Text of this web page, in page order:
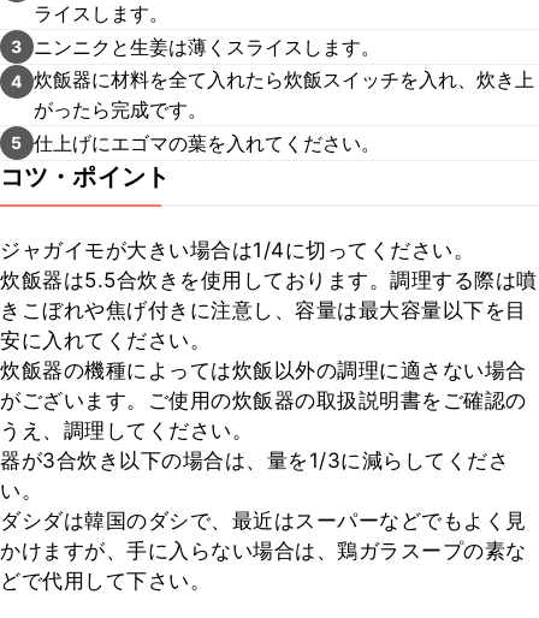
ライスします。
3 ニンニクと生姜は薄くスライスします。
4 炊飯器に材料を全て入れたら炊飯スイッチを入れ、炊き上
がったら完成です。
5 仕上げにエゴマの葉を入れてください。
コツ・ポイント
ジャガイモが大きい場合は1/4に切ってください。
炊飯器は5.5合炊きを使用しております。調理する際は噴
きこぼれや焦げ付きに注意し、容量は最大容量以下を目
安に入れてください。
炊飯器の機種によっては炊飯以外の調理に適さない場合
がございます。ご使用の炊飯器の取扱説明書をご確認の
うえ、調理してください。
器が3合炊き以下の場合は、量を1/3に減らしてくださ
い。
ダシダは韓国のダシで、最近はスーパーなどでもよく見
かけますが、手に入らない場合は、鶏ガラスープの素な
どで代用して下さい。